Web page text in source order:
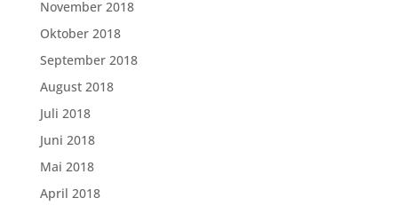
November 2018
Oktober 2018
September 2018
August 2018
Juli 2018
Juni 2018
Mai 2018
April 2018